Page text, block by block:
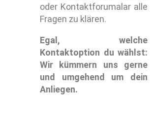
oder Kontaktforumalar alle
Fragen zu klären.
Egal, welche
Kontaktoption du wählst:
Wir kümmern uns gerne
und umgehend um dein
Anliegen.